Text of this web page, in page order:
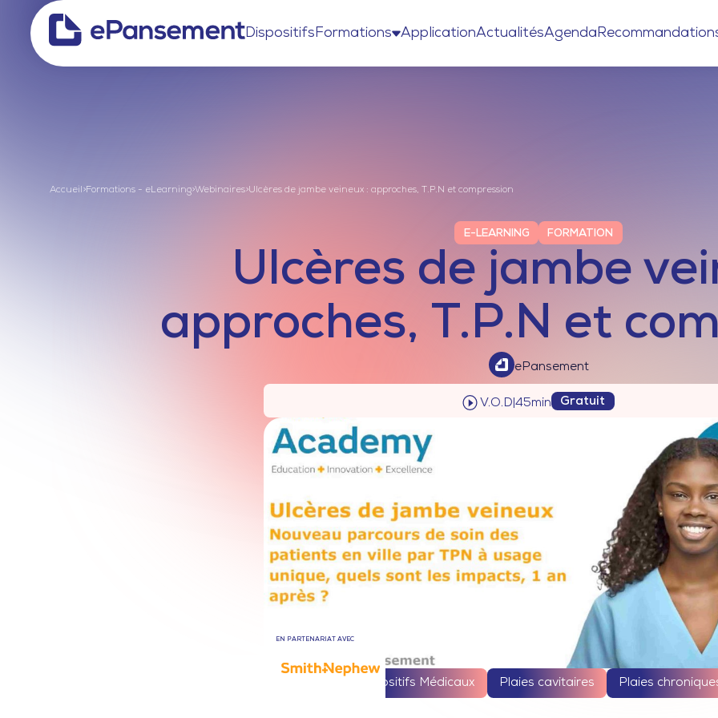
Dispositifs Formations ApplicationActualitésAgenda
Accueil >Formations - eLearning>Webinaires>Ulcères de jambe veineux : approches, T.P.N et compression
E-LEARNING FORMATION
Ulcères de jambe
approches, T.P.N et
ePansement
V.O.D 45min Gratuit
EN PARTENARIAT AVEC
Dispositifs Médicaux Plaies cavitaires Plaies